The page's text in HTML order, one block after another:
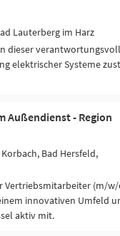
Lauterberg im Harz
dieser
elektrischer Systeme
Außendienst - Region
Bad Hersfeld,
Vertriebsmitarbeiter (m/
innovativen Umfeld
aktiv mit.